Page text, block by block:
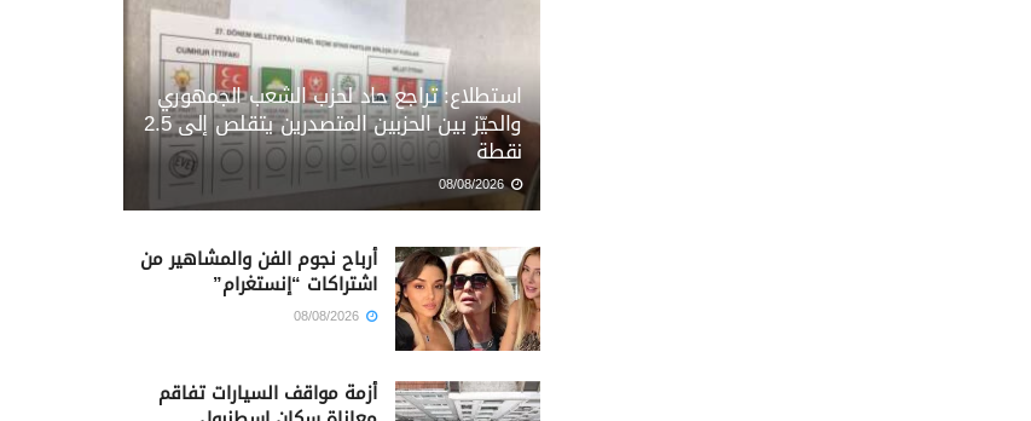
استطلاع: تراجع حاد لحزب الشعب الجمهوري
والحيّز بين الحزبين المتصدرين يتقلص إلى 2.5
نقطة
08/08/2026
أرباح نجوم الفن والمشاهير من
اشتراكات “إنستغرام”
أزمة مواقف السيارات تفاقم